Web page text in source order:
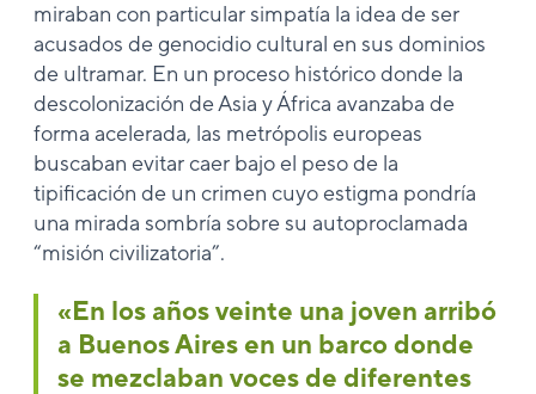
miraban con particular simpatía la idea de ser
acusados de genocidio cultural en sus dominios
de ultramar. En un proceso histórico donde la
descolonización de Asia y África avanzaba de
forma acelerada, las metrópolis europeas
buscaban evitar caer bajo el peso de la
tipificación de un crimen cuyo estigma pondría
una mirada sombría sobre su autoproclamada
“misión civilizatoria”.
«En los años veinte una joven arribó
a Buenos Aires en un barco donde
se mezclaban voces de diferentes